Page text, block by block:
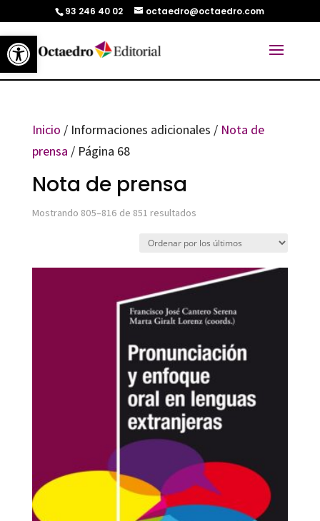
Abrir barra de herramientas
93 246 40 02 octaedro@octaedro.com
Inicio / Informaciones adicionales / Nota de
prensa / Página 68
Nota de prensa
Mostrando 805–816 de 851 resultadosOrdenado
últimos